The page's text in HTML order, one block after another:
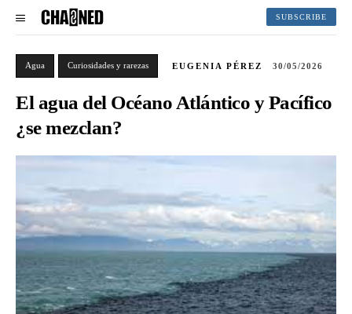
SUBSCRIBE
Agua Curiosidades y rarezas EUGENIA PÉREZ 30/05/2026
El agua del Océano Atlántico y Pacífico
¿se mezclan?